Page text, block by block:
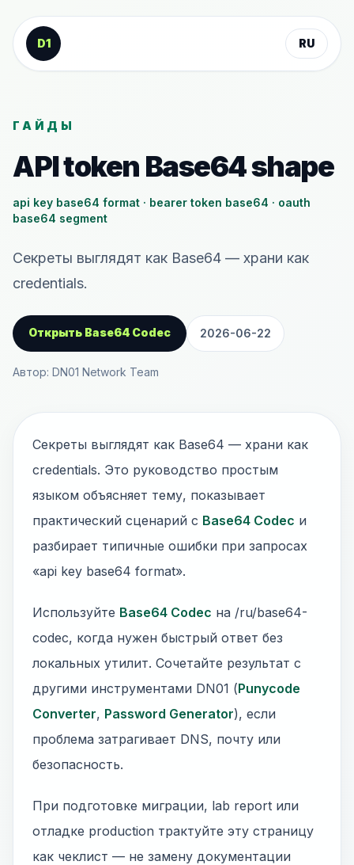
К содержанию
D1
RU
ГАЙДЫ
API token Base64 shape
api key base64 format · bearer token base64 · oauth
base64 segment
Секреты выглядят как Base64 — храни как
credentials.
Открыть Base64 Codec 2026-06-22
Автор: DN01 Network Team
Секреты выглядят как Base64 — храни как
credentials. Это руководство простым
языком объясняет тему, показывает
практический сценарий с Base64 Codec и
разбирает типичные ошибки при запросах
«api key base64 format».
Используйте Base64 Codec на /ru/base64-
codec, когда нужен быстрый ответ без
локальных утилит. Сочетайте результат с
другими инструментами DN01 (Punycode
Converter, Password Generator), если
проблема затрагивает DNS, почту или
безопасность.
При подготовке миграции, lab report или
отладке production трактуйте эту страницу
как чеклист — не замену документации